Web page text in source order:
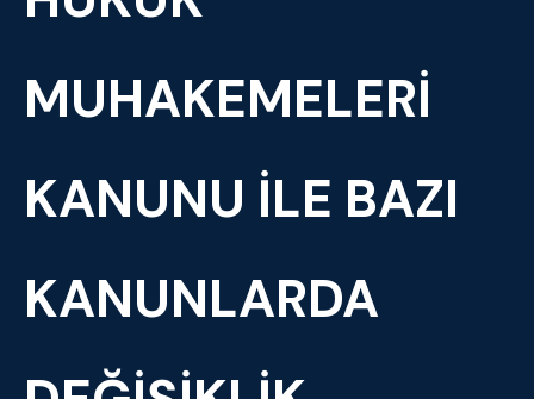
MUHAKEMELERI
KANUNU ILE BAZI
KANUNLARDA